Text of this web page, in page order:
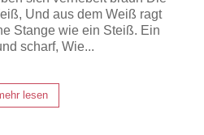
Und aus dem Weiß ragt
Stange wie ein Steiß. Ein
scharf, Wie...
lesen